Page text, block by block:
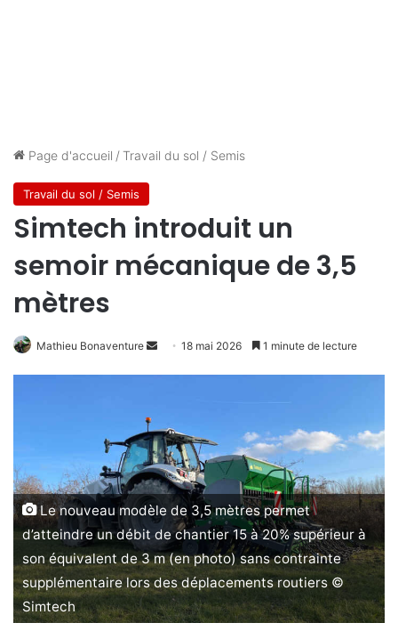
Page d'accueil /Travail du sol / Semis
Travail du sol / Semis
Simtech introduit un
semoir mécanique de 3,5
mètres
Mathieu Bonaventure
y
e
r
u
n
c
o
u
r
r
18 mai 2026 1 minute de lecture
Le nouveau modèle de 3,5 mètres permet
d’atteindre un débit de chantier 15 à 20% supérieur à
son équivalent de 3 m (en photo) sans contrainte
supplémentaire lors des déplacements routiers ©
Simtech